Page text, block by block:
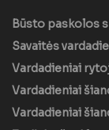
Būsto paskolos
Savaitės
Vardadieniai
Vardadieniai
Vardadieniai